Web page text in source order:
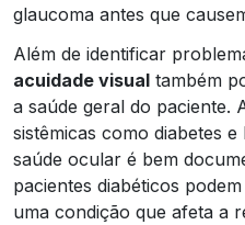
glaucoma antes que
Além de identificar
acuidade visual também
a saúde geral do paciente.
sistêmicas como diabetes
saúde ocular é bem
pacientes diabéticos
uma condição que afeta a